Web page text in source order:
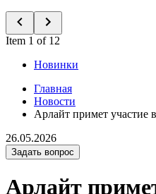
Item 1 of 12
Новинки
Главная
Новости
Арлайт примет
26.05.2026
Задать вопрос
Арлайт